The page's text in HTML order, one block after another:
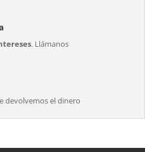
. Llámanos
devolvemos el dinero